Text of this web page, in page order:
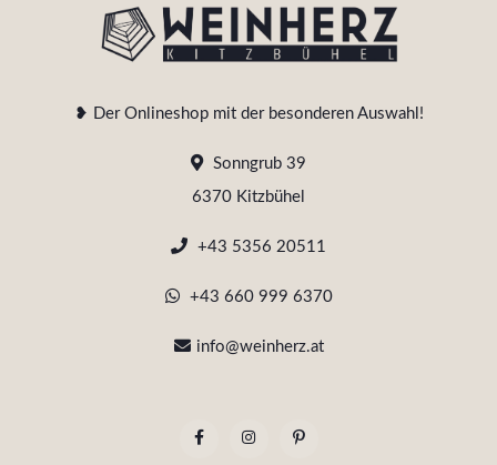
❥ Der Onlineshop mit der besonderen Auswahl!
Sonngrub 39
6370 Kitzbühel
+43 5356 20511
+43 660 999 6370
info@weinherz.at